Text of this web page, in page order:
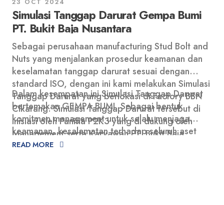
mewujudkan operasional yang berkelanjutan dan
terpercaya.
Simulasi Tanggap Darurat Gempa Bumi
PT. Bukit Baja Nusantara
Sebagai perusahaan manufacturing Stud Bolt and
Nuts yang menjalankan prosedur keamanan dan
keselamatan tanggap darurat sesuai dengan
standard ISO, dengan ini kami melakukan Simulasi
Tanggap Darurat yang berlokasi di Factory BBN
Cikarang. Simulasi Tanggap Darurat tersebut di
inisiasi oleh Panitia P2K3 yang di dukung oleh
Management serta Karyawan PT. Bukit Baja
Nusantara.
Dalam kesempatan ini Simulasi Tanggap Darurat
bertemakan GEMPA BUMI. Sebagai bentuk
komitmen management untuk selalu menjaga
keamanan, kesalamatan terhadap seluruh aset
perusahaan diantaranya yang paling utama yaitu
READ MORE